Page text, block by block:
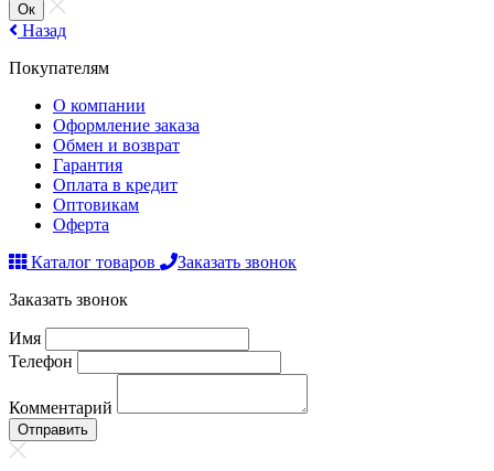
Ок
Назад
Покупателям
О компании
Оформление заказа
Обмен и возврат
Гарантия
Оплата в кредит
Оптовикам
Оферта
Каталог товаров
Заказать звонок
Заказать звонок
Имя
Телефон
Комментарий
Отправить